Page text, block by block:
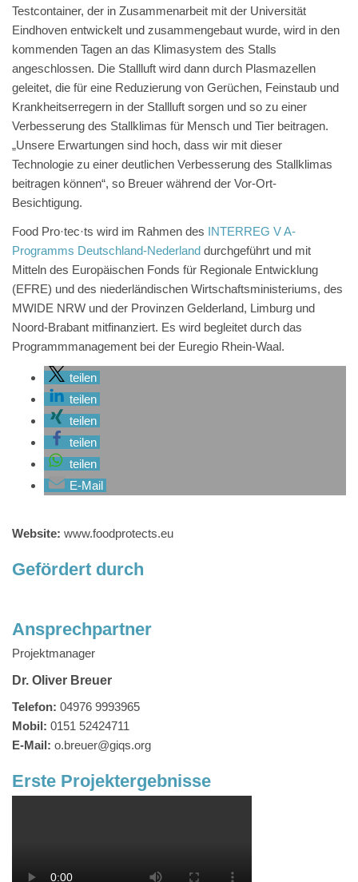
Testcontainer, der in Zusammenarbeit mit der Universität
Eindhoven entwickelt und zusammengebaut wurde, wird in den
kommenden Tagen an das Klimasystem des Stalls
angeschlossen. Die Stallluft wird dann durch Plasmazellen
geleitet, die für eine Reduzierung von Gerüchen, Feinstaub und
Krankheitserregern in der Stallluft sorgen und so zu einer
Verbesserung des Stallklimas für Mensch und Tier beitragen.
„Unsere Erwartungen sind hoch, dass wir mit dieser
Technologie zu einer deutlichen Verbesserung des Stallklimas
beitragen können“, so Breuer während der Vor-Ort-
Besichtigung.
Food Pro·tec·ts wird im Rahmen des INTERREG V A-
Programms Deutschland-Nederland durchgeführt und mit
Mitteln des Europäischen Fonds für Regionale Entwicklung
(EFRE) und des niederländischen Wirtschaftsministeriums, des
MWIDE NRW und der Provinzen Gelderland, Limburg und
Noord-Brabant mitfinanziert. Es wird begleitet durch das
Programmmanagement bei der Euregio Rhein-Waal.
teilen
teilen
teilen
teilen
teilen
E-Mail
Website: www.foodprotects.eu
Gefördert durch
Ansprechpartner
Projektmanager
Dr. Oliver Breuer
Telefon: 04976 9993965
Mobil: 0151 52424711
E-Mail: o.breuer@giqs.org
Erste Projektergebnisse